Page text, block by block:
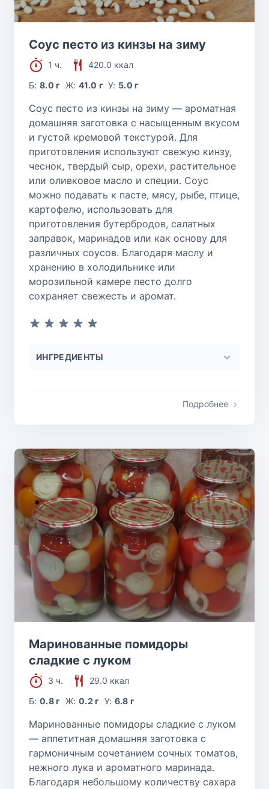
Соус песто из кинзы на зиму
1 ч.
420.0 ккал
Б:8.0 г Ж: 41.0 г У: 5.0 г
Соус песто из кинзы на зиму — ароматная
домашняя заготовка с насыщенным вкусом
и густой кремовой текстурой. Для
приготовления используют свежую кинзу,
чеснок, твердый сыр, орехи, растительное
или оливковое масло и специи. Соус
можно подавать к пасте, мясу, рыбе, птице,
картофелю, использовать для
приготовления бутербродов, салатных
заправок, маринадов или как основу для
различных соусов. Благодаря маслу и
хранению в холодильнике или
морозильной камере песто долго
сохраняет свежесть и аромат.
ИНГРЕДИЕНТЫ
Подробнее
Маринованные помидоры
сладкие с луком
3 ч.
29.0 ккал
Б:0.8 г Ж: 0.2 г У: 6.8 г
Маринованные помидоры сладкие с луком
— аппетитная домашняя заготовка с
гармоничным сочетанием сочных томатов,
нежного лука и ароматного маринада.
Благодаря небольшому количеству сахара